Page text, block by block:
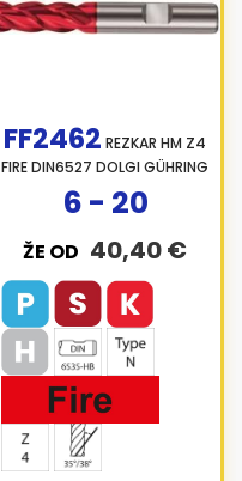
FF2462 REZKAR HM Z4
FIRE DIN6527 DOLGI GÜHRING
ŽE OD 40,40 €
6 - 20